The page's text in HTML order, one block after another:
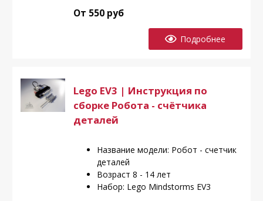
От 550 руб
Подробнее
Lego EV3 | Инструкция по
сборке Робота - счётчика
деталей
Название модели: Робот - счетчик
деталей
Возраст 8 - 14 лет
Набор: Lego Mindstorms EV3